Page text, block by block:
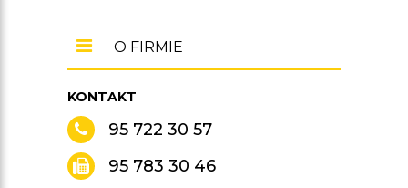
KONTAKT
95 722 30 57
95 783 30 46
O FIRMIE